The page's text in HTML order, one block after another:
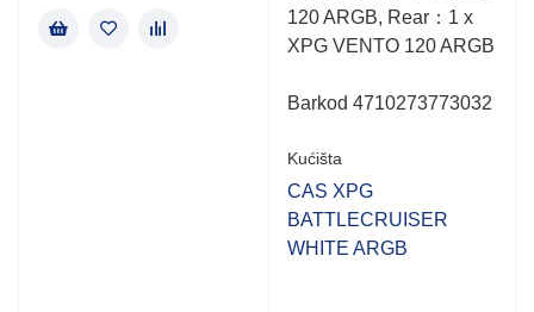
120 ARGB, Rear：1 x
XPG VENTO 120 ARGB
Barkod 4710273773032
Kućišta
CAS XPG
BATTLECRUISER
WHITE ARGB